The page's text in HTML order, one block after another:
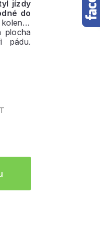
cena:
jízdy
do
plocha
pádu.
kolem